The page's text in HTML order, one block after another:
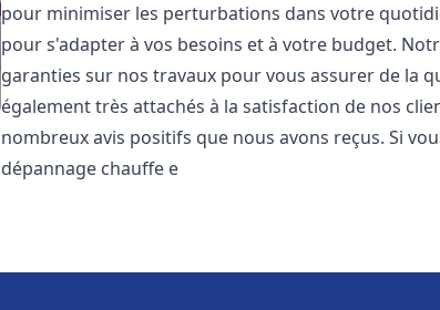
pour minimiser les perturbations dans votre
pour s'adapter à vos besoins et à votre budget.
garanties sur nos travaux pour vous assurer de la
également très attachés à la satisfaction de nos
nombreux avis positifs que nous avons reçus. Si
dépannage chauffe e